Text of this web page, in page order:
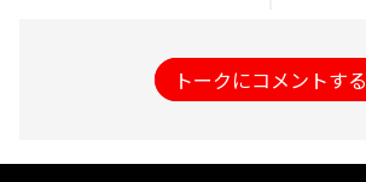
トークにコメントする